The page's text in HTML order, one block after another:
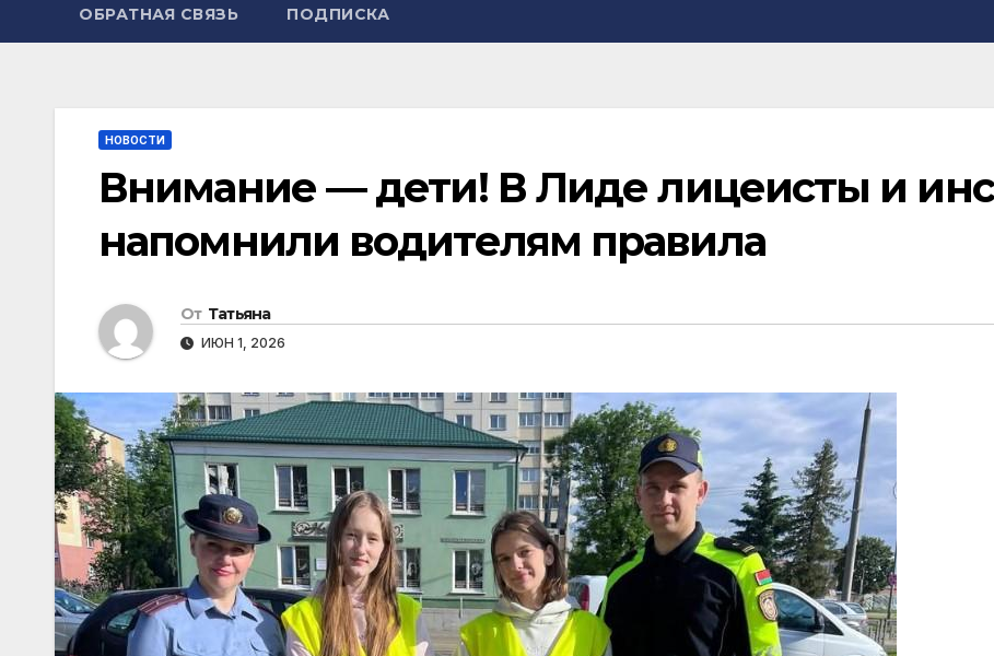
ОБРАТНАЯ СВЯЗЬ ПОДПИСКА
НОВОСТИ
Внимание — дети! В Лиде лицеисты и
напомнили водителям правила
От Татьяна
ИЮН 1, 2026